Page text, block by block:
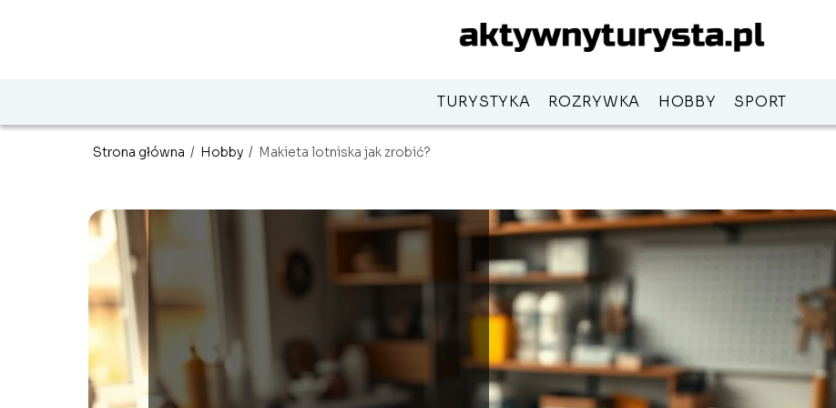
TURYSTYKA ROZRYWKA HOBBY SPORT
Strona główna / Hobby / Makieta lotniska jak zrobić?